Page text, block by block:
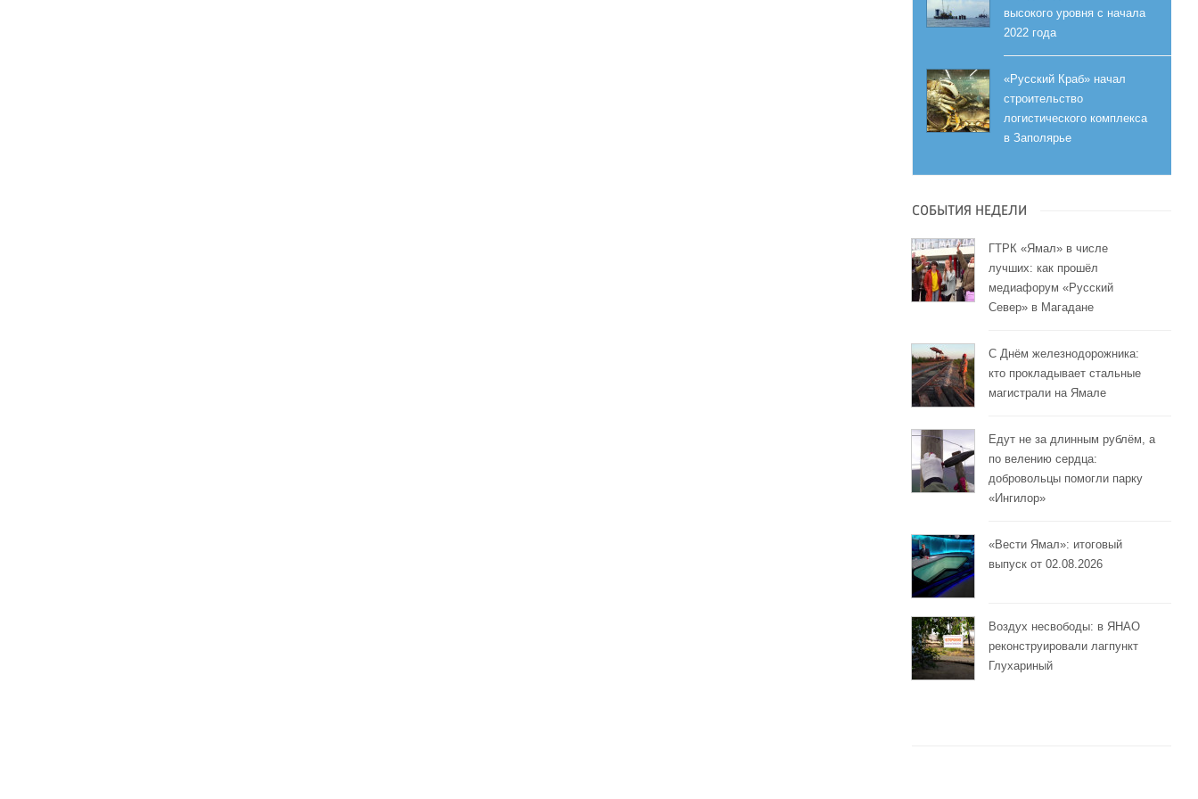
высокого уровня с начала
2022 года
«Русский Краб» начал
строительство
логистического комплекса
в Заполярье
СОБЫТИЯ НЕДЕЛИ
ГТРК «Ямал» в числе
лучших: как прошёл
медиафорум «Русский
Север» в Магадане
С Днём железнодорожника:
кто прокладывает стальные
магистрали на Ямале
Едут не за длинным рублём, а
по велению сердца:
добровольцы помогли парку
«Ингилор»
«Вести Ямал»: итоговый
выпуск от 02.08.2026
Воздух несвободы: в ЯНАО
реконструировали лагпункт
Глухариный